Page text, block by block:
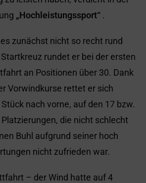
„Hochleistungssport“ .
zunächst nicht so recht rund
rundet er bei der ersten
an Positionen über 30. Dank
Vorwindkurse rettet er sich
nach vorne, auf den 17 bzw.
Platzierungen, die nicht schlecht
Buhl aufgrund seiner hoch
nicht zufrieden war.
– der Wind hatte auf 4